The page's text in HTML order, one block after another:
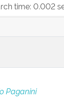
time: 0.002
Paganini